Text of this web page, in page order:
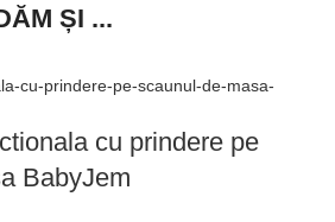
ȘI ...
cu prindere pe
BabyJem